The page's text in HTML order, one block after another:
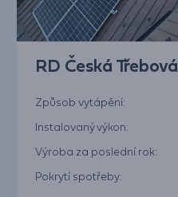
RD Česká Třebová
Způsob vytápění:
Instalovaný výkon:
Výroba za poslední rok:
Pokrytí spotřeby: